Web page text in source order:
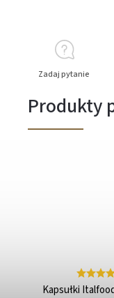
Zadaj pytanie
Produkty
Kapsułki